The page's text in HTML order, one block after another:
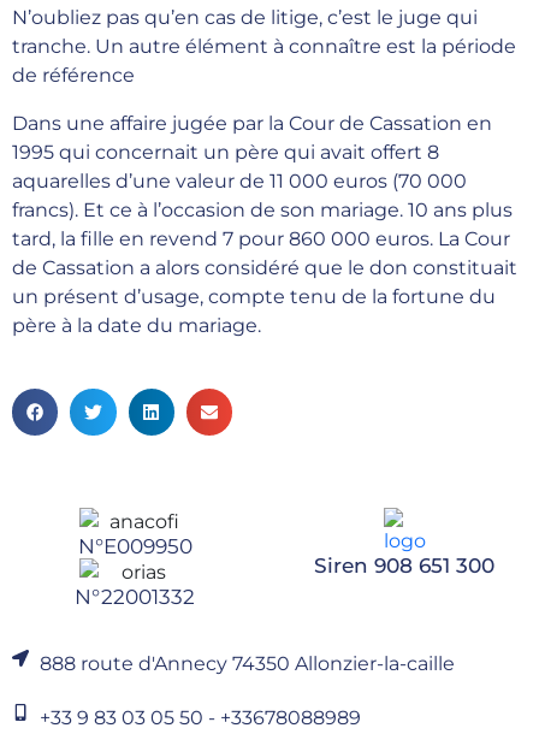
N’oubliez pas qu’en cas de litige, c’est le juge qui
tranche. Un autre élément à connaître est la période
de référence
Dans une affaire jugée par la Cour de Cassation en
1995 qui concernait un père qui avait offert 8
aquarelles d’une valeur de 11 000 euros (70 000
francs). Et ce à l’occasion de son mariage. 10 ans plus
tard, la fille en revend 7 pour 860 000 euros. La Cour
de Cassation a alors considéré que le don constituait
un présent d’usage, compte tenu de la fortune du
père à la date du mariage.
N°E009950
N°22001332
Siren 908 651 300
888 route d'Annecy 74350 Allonzier-la-caille
+33 9 83 03 05 50 - +33678088989